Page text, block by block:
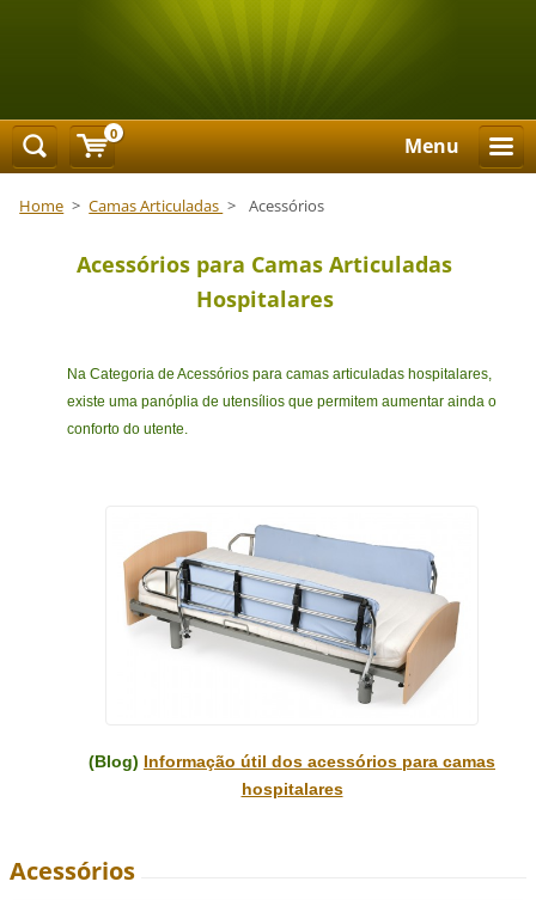
Menu
Home > Camas Articuladas > Acessórios
Acessórios para Camas Articuladas
Hospitalares
Na Categoria de Acessórios para camas articuladas hospitalares,
existe uma panóplia de utensílios que permitem aumentar ainda o
conforto do utente.
(Blog) Informação útil dos acessórios para camas
hospitalares
Acessórios
0